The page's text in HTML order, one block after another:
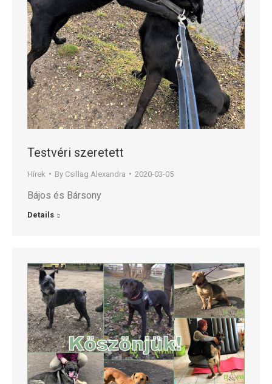
Testvéri szeretett
Hírek By Csillag Alexandra 2020-03-05
Bájos és Bársony
Details